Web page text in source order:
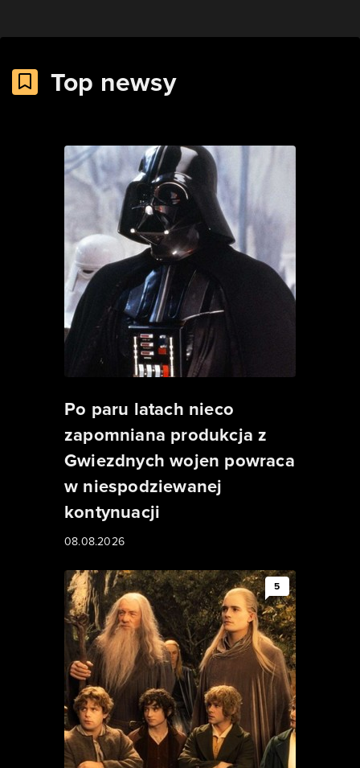
Top newsy
Po paru latach nieco
zapomniana produkcja z
Gwiezdnych wojen powraca
w niespodziewanej
kontynuacji
08.08.2026
5